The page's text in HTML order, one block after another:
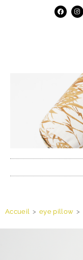
Accueil > eye pillow >